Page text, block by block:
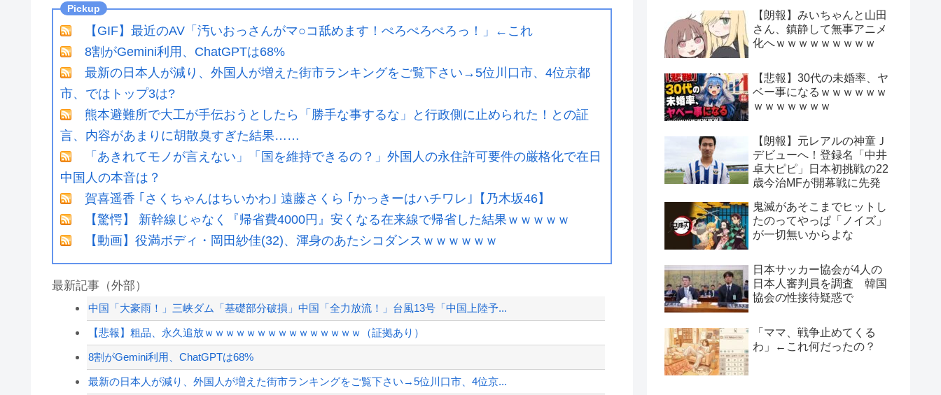
【GIF】最近のAV「汚いおっさんがマ○コ舐めます！ぺろぺろぺろっ！」←これ
8割がGemini利用、ChatGPTは68%
最新の日本人が減り、外国人が増えた街市ランキングをご覧下さい→5位川口市、4位京都
市、ではトップ3は?
熊本避難所で大工が手伝おうとしたら「勝手な事するな」と行政側に止められた！との証
言、内容があまりに胡散臭すぎた結果……
「あきれてモノが言えない」「国を維持できるの？」外国人の永住許可要件の厳格化で在日
中国人の本音は？
賀喜遥香 ｢さくちゃんはちいかわ｣ 遠藤さくら ｢かっきーはハチワレ｣【乃木坂46】
【驚愕】 新幹線じゃなく『帰省費4000円』安くなる在来線で帰省した結果ｗｗｗｗｗ
【動画】役満ボディ・岡田紗佳(32)、渾身のあたシコダンスｗｗｗｗｗｗ
最新記事（外部）
中国「大豪雨！」三峡ダム「基礎部分破損」中国「全力放流！」台風13号「中国上陸予...
【悲報】粗品、永久追放ｗｗｗｗｗｗｗｗｗｗｗｗｗｗｗ（証拠あり）
8割がGemini利用、ChatGPTは68%
最新の日本人が減り、外国人が増えた街市ランキングをご覧下さい→5位川口市、4位京...
【朗報】みいちゃんと山田
さん、鎮静して無事アニメ
化へｗｗｗｗｗｗｗｗｗ
【悲報】30代の未婚率、ヤ
ベー事になるｗｗｗｗｗｗ
ｗｗｗｗｗｗｗ
【朗報】元レアルの神童Ｊ
デビューへ！登録名「中井
卓大ピピ」日本初挑戦の22
歳今治MFが開幕戦に先発
鬼滅があそこまでヒットし
たのってやっぱ「ノイズ」
が一切無いからよな
日本サッカー協会が4人の
日本人審判員を調査 韓国
協会の性接待疑惑で
「ママ、戦争止めてくる
わ」←これ何だったの？